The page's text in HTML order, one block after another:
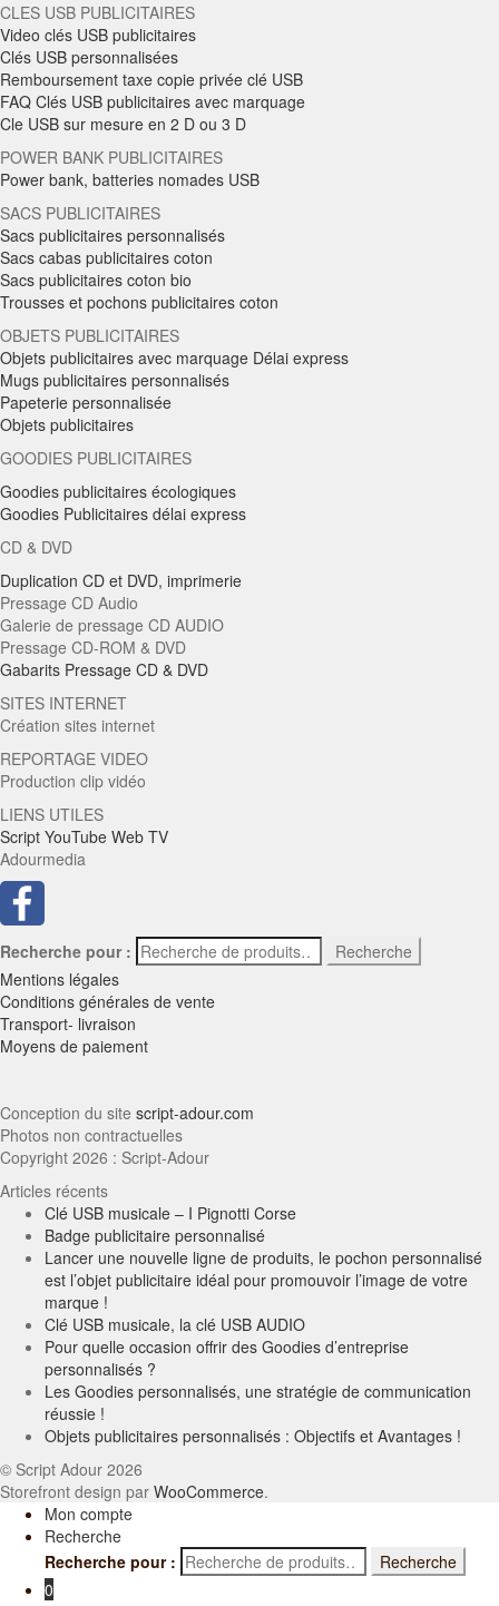
CLES USB PUBLICITAIRES
Video clés USB publicitaires
Clés USB personnalisées
Remboursement taxe copie privée clé USB
FAQ Clés USB publicitaires avec marquage
Cle USB sur mesure en 2 D ou 3 D
POWER BANK PUBLICITAIRES
Power bank, batteries nomades USB
SACS PUBLICITAIRES
Sacs publicitaires personnalisés
Sacs cabas publicitaires coton
Sacs publicitaires coton bio
Trousses et pochons publicitaires coton
OBJETS PUBLICITAIRES
Objets publicitaires avec marquage Délai express
Mugs publicitaires personnalisés
Papeterie personnalisée
Objets publicitaires
GOODIES PUBLICITAIRES
Goodies publicitaires écologiques
Goodies Publicitaires délai express
CD & DVD
Duplication CD et DVD, imprimerie
Pressage CD Audio
Galerie de pressage CD AUDIO
Pressage CD-ROM & DVD
Gabarits Pressage CD & DVD
SITES INTERNET
Création sites internet
REPORTAGE VIDEO
Production clip vidéo
LIENS UTILES
Script YouTube Web TV
Adourmedia
Recherche pour :
Recherche
Mentions légales
Conditions générales de vente
Transport- livraison
Moyens de paiement
Conception du site script-adour.com
Photos non contractuelles
Copyright 2026 : Script-Adour
Articles récents
Clé USB musicale – I Pignotti Corse
Badge publicitaire personnalisé
Lancer une nouvelle ligne de produits, le pochon personnalisé
est l’objet publicitaire idéal pour promouvoir l’image de votre
marque !
Clé USB musicale, la clé USB AUDIO
Pour quelle occasion offrir des Goodies d’entreprise
personnalisés ?
Les Goodies personnalisés, une stratégie de communication
réussie !
Objets publicitaires personnalisés : Objectifs et Avantages !
© Script Adour 2026
Storefront design par WooCommerce.
Mon compte
Recherche
Recherche pour :
Recherche
0